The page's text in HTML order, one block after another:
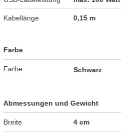
Kabellänge 0,15 m
Farbe
Farbe Schwarz
Abmessungen und Gewicht
Breite 4 cm